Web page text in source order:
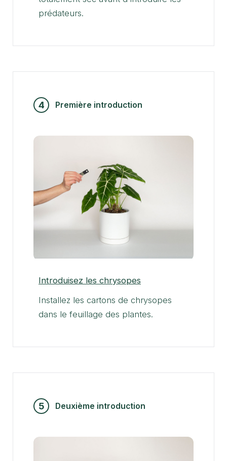
prédateurs.
4 Première introduction
Introduisez les chrysopes
Installez les cartons de chrysopes
dans le feuillage des plantes.
5 Deuxième introduction